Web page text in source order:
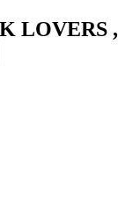
LOVERS ,